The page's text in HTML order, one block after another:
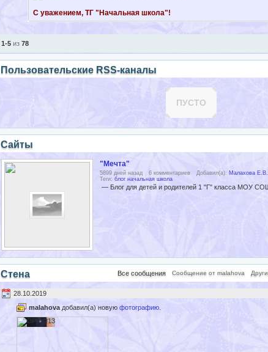
С уважением, ТГ "Начальная школа"!
1-5 из 78
Пользовательские RSS-каналы
ПУСТО
Сайты
"Мечта"
5899 дней назад 6 комментариев Добавил(а): Малахова Е.В.
Теги: блог начальная школа
— Блог для детей и родителей 1 "Г" класса МОУ
Стена Все сообщения Сообщение от malahova
28.10.2019
malahova добавил(а) новую фотографию